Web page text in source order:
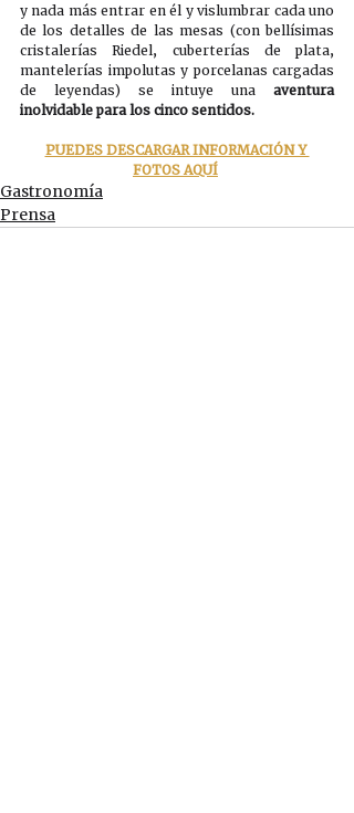
y nada más entrar en él y vislumbrar cada uno
de los detalles de las mesas (con bellísimas
cristalerías Riedel, cuberterías de plata,
mantelerías impolutas y porcelanas cargadas
de leyendas) se intuye una aventura
inolvidable para los cinco sentidos.
PUEDES DESCARGAR INFORMACIÓN Y
FOTOS AQUÍ
Gastronomía
Prensa